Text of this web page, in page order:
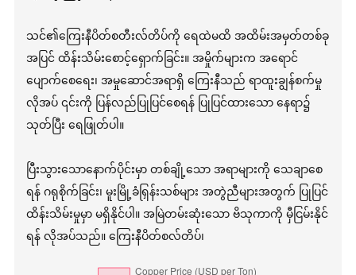
သင်၏ကြေးနီပိတ်စတီးလ်တိပ်ကို ရေထဲမထိ အထိမ်းအမှတ်တစ်ခု
အပြင် ထိန်းသိမ်းစောင့်ရှောက်ခြင်း။ အမှိုက်များက အရောင်
ပျောက်စေရေး၊ အမှုဆောင်အရာရှိ ကြေးနီသည် ရာထူးချွန်စက်မှု
လိုအပ် ၎င်းကို ပြန်လည်ပြုပြင်စေရန် ပြုပြင်ထားသော နေရာ၌
သုတ်ပြီး ရေဖြုတ်ပါ။
ပြီးသွားသောနောက်ပိုင်းမှာ တစ်ချို့သော အရာများကို သေချာစေ
ရန် ဂရုစိုက်ခြင်း၊ မူးမြို့ခံရြှန်းသစ်များ အတွဲညီများအတွက် ပြုပြင်
ထိန်းသိမ်းမှုမှာ မရှိနိုင်ပါ။ အမြဲတမ်းဆုံးသော ဗိသုကာကို မှီငြမ်းနိုင်
ရန် လိုအပ်သည်။ ကြေးနီပိတ်စလ်တိပ်၊